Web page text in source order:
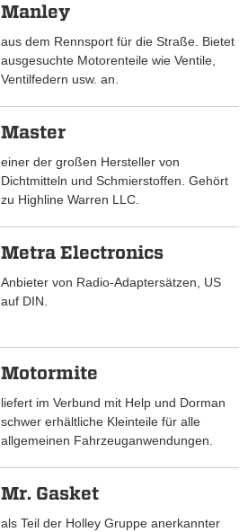
Manley
aus dem Rennsport für die Straße. Bietet
ausgesuchte Motorenteile wie Ventile,
Ventilfedern usw. an.
Master
einer der großen Hersteller von
Dichtmitteln und Schmierstoffen. Gehört
zu Highline Warren LLC.
Metra Electronics
Anbieter von Radio-Adaptersätzen, US
auf DIN.
Motormite
liefert im Verbund mit Help und Dorman
schwer erhältliche Kleinteile für alle
allgemeinen Fahrzeuganwendungen.
Mr. Gasket
als Teil der Holley Gruppe anerkannter